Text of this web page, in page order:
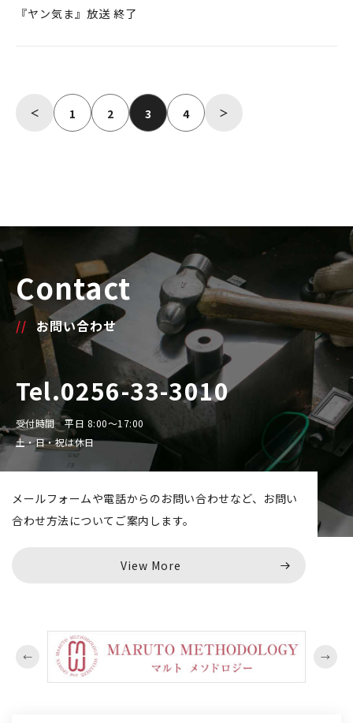
『ヤン気ま』放送 終了
＜ 1 2 3 4 ＞
Contact
お問い合わせ
Tel.0256-33-3010
受付時間 平日 8:00～17:00
土・日・祝は休日
メールフォームや電話からのお問い合わせなど、 お問い
合わせ方法についてご案内します。
View More